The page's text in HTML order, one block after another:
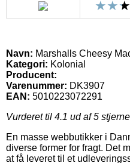
Navn: Marshalls Cheesy
Kategori: Kolonial
Producent:
Varenummer: DK3907
EAN: 5010223072291
Vurderet til 4.1 ud af 5
En masse webbutikker i
diverse former for fragt. Det
at få leveret til et